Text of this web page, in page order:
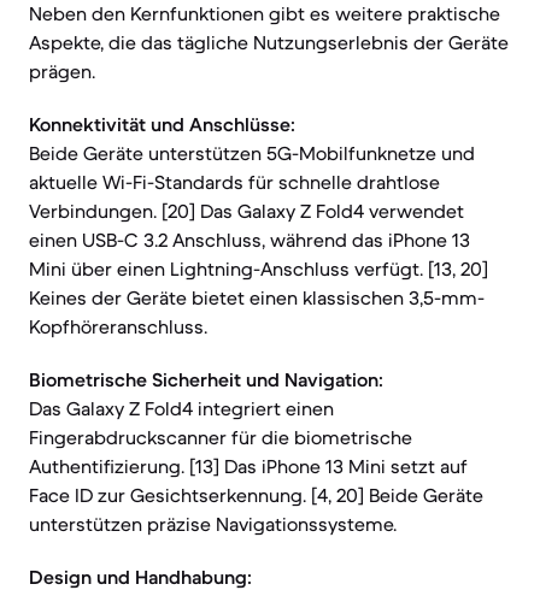
Neben den Kernfunktionen gibt es weitere praktische
Aspekte, die das tägliche Nutzungserlebnis der Geräte
prägen.
Konnektivität und Anschlüsse:
Beide Geräte unterstützen 5G-Mobilfunknetze und
aktuelle Wi-Fi-Standards für schnelle drahtlose
Verbindungen. [20] Das Galaxy Z Fold4 verwendet
einen USB-C 3.2 Anschluss, während das iPhone 13
Mini über einen Lightning-Anschluss verfügt. [13, 20]
Keines der Geräte bietet einen klassischen 3,5-mm-
Kopfhöreranschluss.
Biometrische Sicherheit und Navigation:
Das Galaxy Z Fold4 integriert einen
Fingerabdruckscanner für die biometrische
Authentifizierung. [13] Das iPhone 13 Mini setzt auf
Face ID zur Gesichtserkennung. [4, 20] Beide Geräte
unterstützen präzise Navigationssysteme.
Design und Handhabung: